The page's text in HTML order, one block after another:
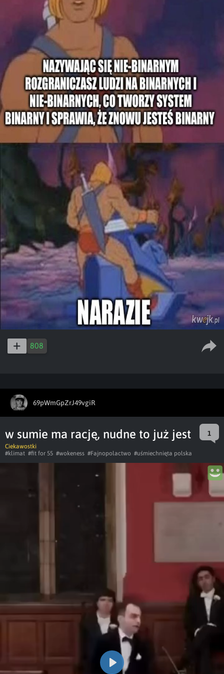
808
69pWmGpZrJ49vgiR
w sumie ma rację, nudne to już jest 1
Ciekawostki
#klimat #fit for 55 #wokeness #Fajnopolactwo #uśmiechnięta polska